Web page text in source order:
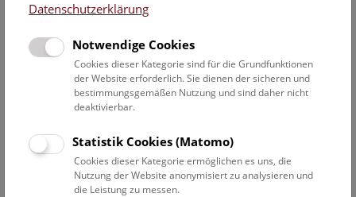
Am 20. Mai 2020 öffnet das NHM Wien wieder seine Tore,
nachdem es zur Eindämmung des Coronavirus seit 11. März
2020 für genau 70 Tage geschlossen war. Zu sehen sind die
Dauerausstellungsräume im Hochparterre mir der
Mineralogie und dem Meteoriten-Saal, die Geologie mit dem
Sauriersaal, die Anthropologie, die Prähistorischen
Sonderausstellung „Der Mond. Sehnsucht, Kunst und
Wissenschaft“ (nur noch bis 01.06.2020).
Datenschutzerklärung
Notwendige Cookies
Cookies dieser Kategorie sind für die Grundfunktionen
der Website erforderlich. Sie dienen der sicheren und
bestimmungsgemäßen Nutzung und sind daher nicht
deaktivierbar.
Statistik Cookies (Matomo)
Cookies dieser Kategorie ermöglichen es uns, die
Nutzung der Website anonymisiert zu analysieren und
die Leistung zu messen.